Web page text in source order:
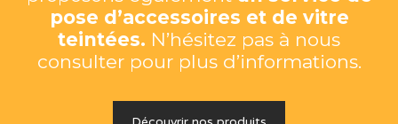
pose d’accessoires et de vitre
teintées. N’hésitez pas à nous
consulter pour plus d’informations.